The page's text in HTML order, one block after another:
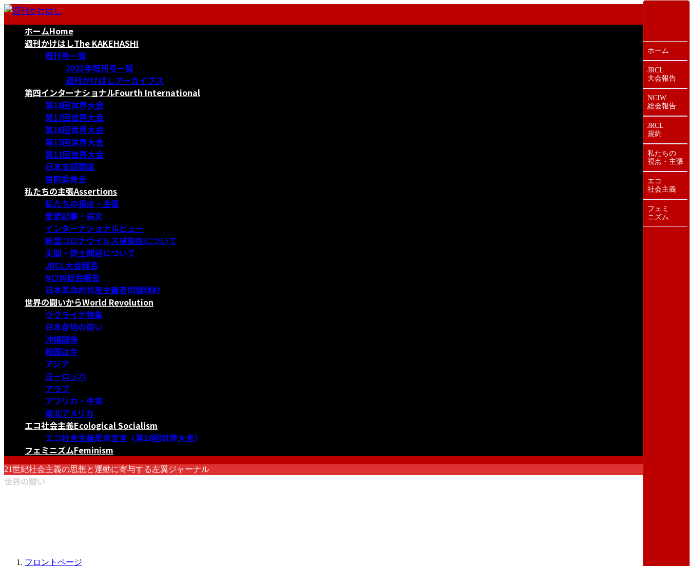
コ
ナ
ホームHome
週刊かけはしThe KAKEHASHI
既刊号一覧
2021年既刊号一覧
週刊かけはしアーカイブス
第四インターナショナルFourth International
第18回世界大会
第17回世界大会
第16回世界大会
第15回世界大会
第11回世界大会
日本支部関連
国際委員会
私たちの主張Assertions
私たちの視点・主張
重要記事・論文
インターナショナルビュー
新型コロナウイルス感染症について
尖閣・領土問題について
JRCL大会報告
NCIW総会報告
日本革命的共産主義者同盟規約
世界の闘いからWorld Revolution
ウクライナ特集
日本各地の闘い
沖縄闘争
韓国は今
アジア
ヨーロッパ
アラブ
アフリカ・中東
南北アメリカ
エコ社会主義Ecological Socialism
エコ社会主義革命宣言〈第18回世界大会〉
フェミニズムFeminism
21世紀社会主義の思想と運動に寄与する左翼ジャーナル
世界の闘い
フロントページ
ホーム
JRCL
大会報告
NCIW
総会報告
JRCL
規約
私たちの
視点・主張
エコ
社会主義
フェミ
ニズム